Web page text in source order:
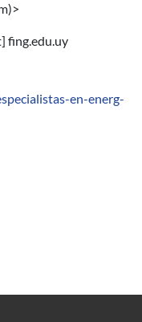
>
fing.edu.uy
en-energ-